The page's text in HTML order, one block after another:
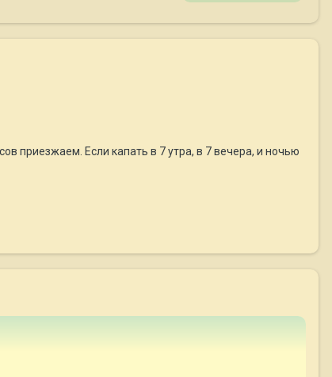
приезжаем. Если капать в 7 утра, в 7 вечера, и ночью